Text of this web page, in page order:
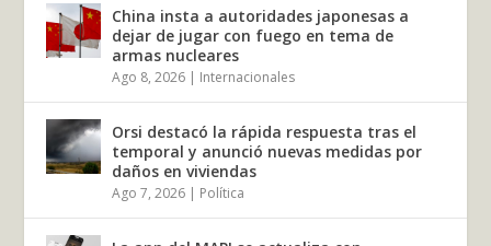
China insta a autoridades japonesas a
dejar de jugar con fuego en tema de
armas nucleares
Ago 8, 2026 | Internacionales
Orsi destacó la rápida respuesta tras el
temporal y anunció nuevas medidas por
daños en viviendas
Ago 7, 2026 | Política